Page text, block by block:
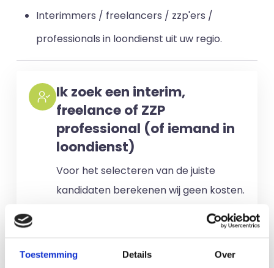
Toestemming Details Over
Interimmers / freelancers / zzp'ers /
professionals in loondienst uit uw regio.
Ik zoek een interim,
freelance of ZZP
professional (of iemand in
loondienst)
Voor het selecteren van de juiste
kandidaten berekenen wij geen kosten.
alleen gemaakt als een professional
voor u aan de slag gaat.